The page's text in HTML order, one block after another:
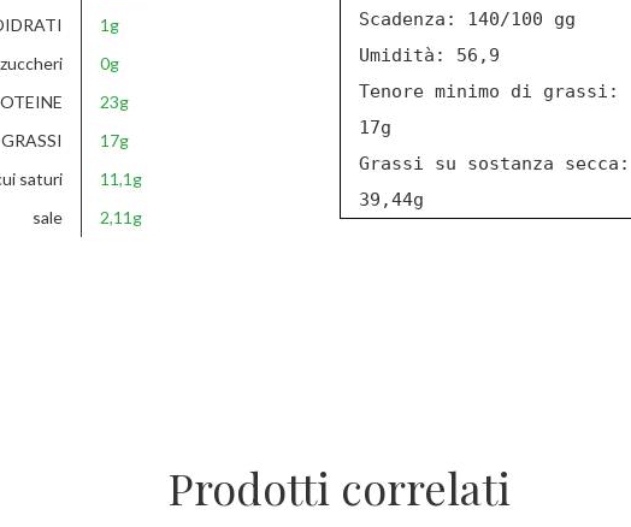
1g
0g
23g
GRASSI
17g
saturi
11,1g
sale
2,11g
Scadenza: 140/100 gg
Umidità: 56,9
Tenore minimo di grassi:
17g
Grassi su sostanza secca:
39,44g
Prodotti correlati